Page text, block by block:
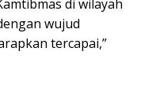
di wilayah
wujud
tercapai,”